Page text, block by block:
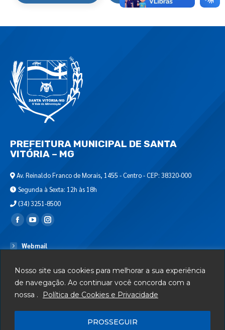
Nosso site usa cookies para melhorar a sua experiência
de navegação. Ao continuar você concorda com a
nossa .
Política de Cookies e Privacidade
PROSSEGUIR
PREFEITURA MUNICIPAL DE SANTA
VITÓRIA – MG
Av. Reinaldo Franco de Morais, 1455 - Centro - CEP: 38320-000
Segunda à Sexta: 12h às 18h
(34) 3251-8500
Encontre-nos em:
Webmail
Serviços
Telefones Úteis